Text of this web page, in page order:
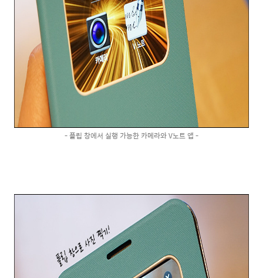
- 플립 창에서 실행 가능한 카메라와 V노트 앱 -